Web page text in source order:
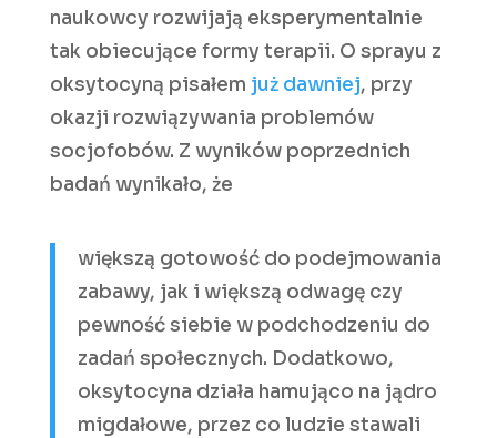
naukowcy rozwijają eksperymentalnie
tak obiecujące formy terapii. O sprayu z
oksytocyną pisałem już dawniej, przy
okazji rozwiązywania problemów
socjofobów. Z wyników poprzednich
badań wynikało, że
większą gotowość do podejmowania
zabawy, jak i większą odwagę czy
pewność siebie w podchodzeniu do
zadań społecznych. Dodatkowo,
oksytocyna działa hamująco na jądro
migdałowe, przez co ludzie stawali